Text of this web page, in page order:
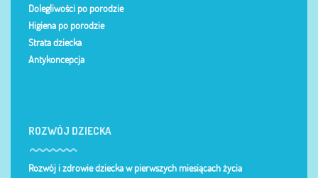
Dolegliwości po porodzie
Higiena po porodzie
Strata dziecka
Antykoncepcja
ROZWÓJ DZIECKA
Rozwój i zdrowie dziecka w pierwszych miesiącach życia